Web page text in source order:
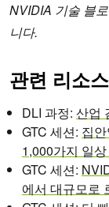
NVIDIA 기술 블
니다.
관련 리소스
DLI 과정: 산업
GTC 세션: 집
1,000가지 일
GTC 세션:
에서 대규모로